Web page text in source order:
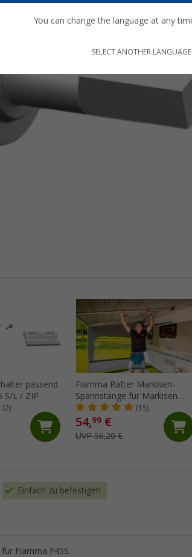
passend
S/L / ZIP
(2)
Fiamma Rafter Markisen-
Spannstange für Markisen
F45/F80/F65
(15)
54,99 €
UVP 56,20 €
Einfach zu befestigen
Fiamma F45S.
You can change the language at any
SELECT ANOTHER LANGUAGE